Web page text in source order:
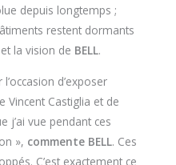
depuis longtemps ;
restent dormants
la vision de BELL.
d’exposer
Vincent Castiglia et de
j’ai vue pendant ces
», commente BELL. Ces
C’est exactement ce